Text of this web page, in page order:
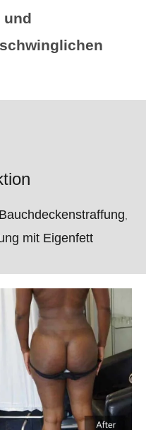
und
Bauchdeckenstraffung,
mit Eigenfett